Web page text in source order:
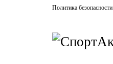
Политика безопасности